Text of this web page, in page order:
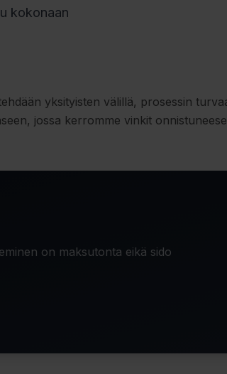
kokonaan
yksityisten välillä, prosessin
jossa kerromme vinkit
on maksutonta eikä sido